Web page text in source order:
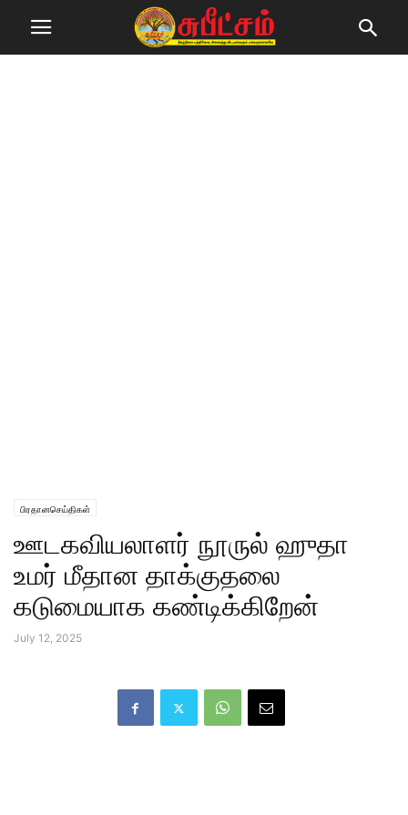
பிரதானசெய்திகள்
ஊடகவியலாளர் நூருல் ஹுதா
உமர் மீதான தாக்குதலை
கடுமையாக கண்டிக்கிறேன்
July 12, 2025